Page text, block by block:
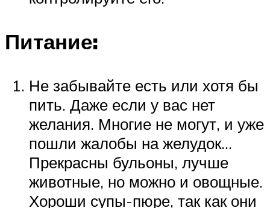
Питание:
Не забывайте есть или хотя бы
пить. Даже если у вас нет
желания. Многие не могут, и уже
пошли жалобы на желудок…
Прекрасны бульоны, лучше
животные, но можно и овощные.
Хороши супы-пюре, так как они